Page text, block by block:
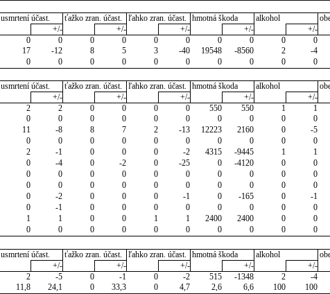
usmrtení účast. ťažko zran. účast. ľahko zran. účast. hmotná škoda alkohol
+/- +/- +/- +/- +/-
0 0 0 0 0 0 0 0 0 0
17 -12 8 5 3 -40 19548 -8560 2 -4
0 0 0 0 0 0 0 0 0 0
usmrtení účast. ťažko zran. účast. ľahko zran. účast. hmotná škoda alkohol
+/- +/- +/- +/- +/-
2 2 0 0 0 0 550 550 1 1
0 0 0 0 0 0 0 0 0 0
11 -8 8 7 2 -13 12223 2160 0 -5
0 0 0 0 0 0 0 0 0 0
2 -1 0 0 0 -2 4315 -9445 1 1
0 -4 0 -2 0 -25 0 -4120 0 0
0 0 0 0 0 0 0 0 0 0
0 0 0 0 0 0 0 0 0 0
0 -2 0 0 0 -1 0 -165 0 -1
0 -1 0 0 0 0 0 0 0 0
1 1 0 0 1 1 2400 2400 0 0
0 0 0 0 0 0 0 0 0 0
usmrtení účast. ťažko zran. účast. ľahko zran. účast. hmotná škoda alkohol
+/- +/- +/- +/- +/-
2 -5 0 -1 0 -2 515 -1348 2 -4
11,8 24,1 0 33,3 0 4,7 2,6 6,6 100 100